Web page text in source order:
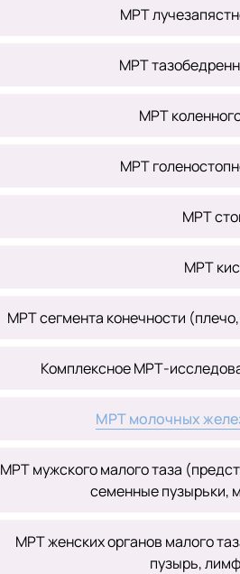
МРТ
МРТ
МРТ
МРТ
МРТ
МРТ
МРТ сегмента конечности
Комплексное МРТ-
МРТ молочных
МРТ мужского малого таза
семенные пузырьки,
МРТ женских органов малого
пузырь,